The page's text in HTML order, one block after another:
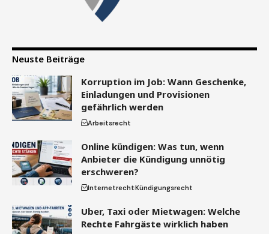
Neuste Beiträge
Korruption im Job: Wann Geschenke,
Einladungen und Provisionen
gefährlich werden
Arbeitsrecht
Online kündigen: Was tun, wenn
Anbieter die Kündigung unnötig
erschweren?
InternetrechtKündigungsrecht
Uber, Taxi oder Mietwagen: Welche
Rechte Fahrgäste wirklich haben